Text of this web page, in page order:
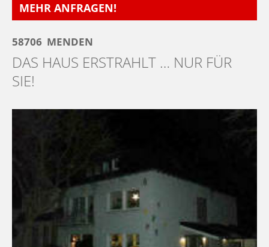
MEHR ANFRAGEN!
58706 MENDEN
DAS HAUS ERSTRAHLT … NUR FÜR
SIE!